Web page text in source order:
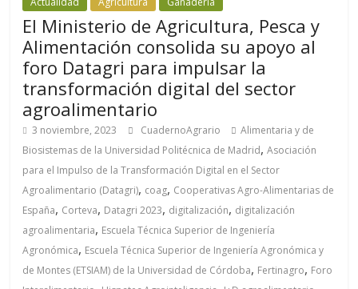
El Ministerio de Agricultura, Pesca y
Alimentación consolida su apoyo al
foro Datagri para impulsar la
transformación digital del sector
agroalimentario
3 noviembre, 2023 CuadernoAgrario
Alimentaria y de
Biosistemas de la Universidad Politécnica de Madrid,Asociación
para el Impulso de la Transformación Digital en el Sector
Agroalimentario (Datagri), coag, Cooperativas Agro-Alimentarias de
España, Corteva, Datagri 2023, digitalización, digitalización
agroalimentaria, Escuela Técnica Superior de Ingeniería
Agronómica, Escuela Técnica Superior de Ingeniería Agronómica y
de Montes (ETSIAM) de la Universidad de Córdoba, Fertinagro, Foro